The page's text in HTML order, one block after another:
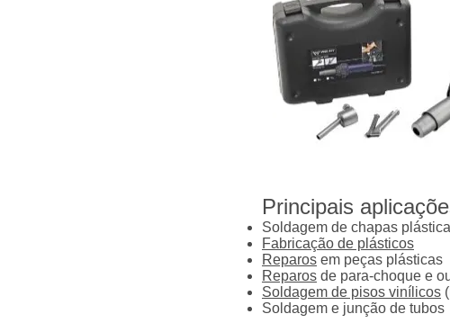
Principais
Soldagem de chapas
Fabricação de plásticos
Reparos em peças plásticas
Reparos de para-choque e
Soldagem de pisos vinílicos
Soldagem e junção de tubos